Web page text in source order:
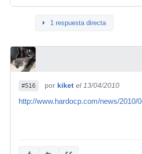
1 respuesta directa
#516 por kiket el 13/04/2010
http://www.hardocp.com/news/2010/